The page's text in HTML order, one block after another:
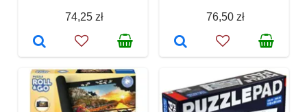
74,25 zł
76,50 zł